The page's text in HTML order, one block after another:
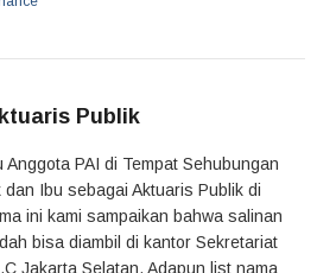
Publik
PAI di Tempat Sehubungan
Ibu sebagai Aktuaris Publik di
ini kami sampaikan bahwa salinan
bisa diambil di kantor Sekretariat
Jakarta Selatan. Adapun list nama